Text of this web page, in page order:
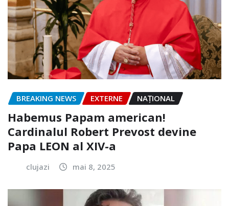
BREAKING NEWS EXTERNE NAŢIONAL
Habemus Papam american!
Cardinalul Robert Prevost devine
Papa LEON al XIV-a
clujazi mai 8, 2025